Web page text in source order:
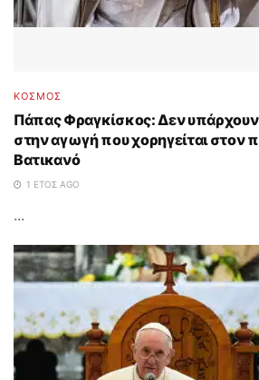
ΚΟΣΜΟΣ
Πάπας Φραγκίσκος: Δεν υπάρχουν
στην αγωγή που χορηγείται στον
Βατικανό
1 ΈΤΟΣ AGO
...